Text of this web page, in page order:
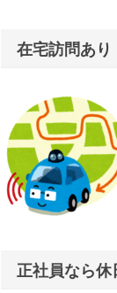
在宅訪問あり
正社員なら休